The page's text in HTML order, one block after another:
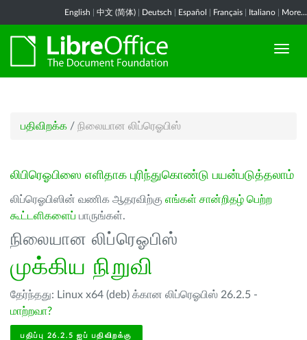
English 中文 (简体) Deutsch Español Français Italiano More...
பதிவிறக்க / நிலையான லிப்ரெஓபிஸ்
லிபிரெஓபிஸை எளிதாக புரிந்துகொண்டு பயன்படுத்தலாம்
லிப்ரெஓபிஸின் வணிக ஆதரவிற்கு எங்கள் சான்றிதழ் பெற்ற
கூட்டளிகளைப் பாருங்கள்.
நிலையான லிப்ரெஓபிஸ்
முக்கிய நிறுவி
தேர்ந்தது: Linux x64 (deb) க்கான லிப்ரெஓபிஸ் 26.2.5 -
மாற்றவா?
பதிப்பு 26.2.5 ஐப் பதிவிறக்கு